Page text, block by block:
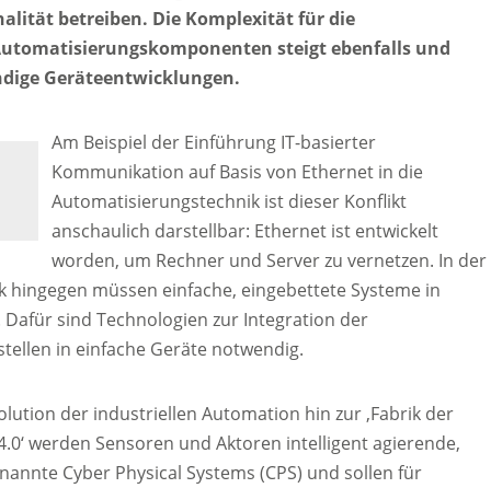
betreiben. Die Komplexität für die
steigt ebenfalls und
Geräteentwicklungen.
Am Beispiel der Einführung IT-basierter
Kommunikation auf Basis von Ethernet in die
Automatisierungstechnik ist dieser Konflikt
anschaulich darstellbar: Ethernet ist entwickelt
worden, um Rechner und Server zu vernetzen. In der
müssen einfache, eingebettete Systeme in
sind Technologien zur Integration der
in einfache Geräte notwendig.
der industriellen Automation hin zur ‚Fabrik der
werden Sensoren und Aktoren intelligent agierende,
Cyber Physical Systems (CPS) und sollen für